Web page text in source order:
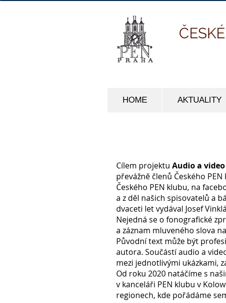
HOME AKTUALITY
Cílem projektu Audio a
převážně členů Českého
Českého PEN klubu, na
a z děl našich spisovatelů a
dvaceti let vydával Josef
Nejedná se o fonografické
a záznam mluveného slova
Původní text může být
autora. Součástí audio a
mezi jednotlivými ukázkami,
Od roku 2020 natáčíme s
v kanceláři PEN klubu v
regionech, kde pořádáme